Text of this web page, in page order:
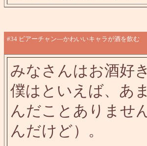
#34 ビアーチャン―かわいいキャラが酒を飲む
みなさんはお酒好
僕はといえば、あ
んだことありませ
んだけど）。